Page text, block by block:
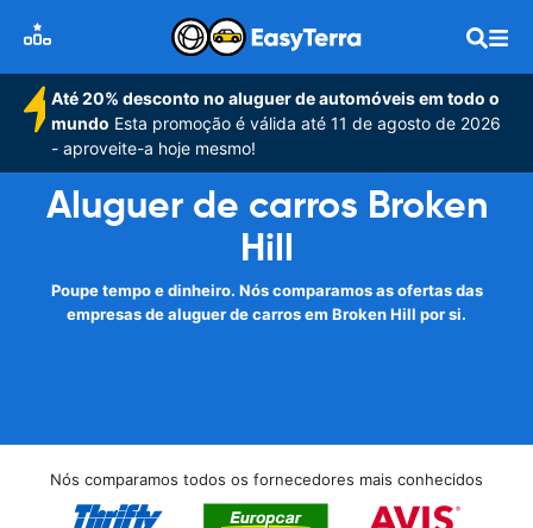
Até 20% desconto no aluguer de automóveis em todo o
mundo Esta promoção é válida até 11 de agosto de 2026
- aproveite-a hoje mesmo!
Aluguer de carros Broken
Hill
Poupe tempo e dinheiro. Nós comparamos as ofertas das
empresas de aluguer de carros em Broken Hill por si.
Nós comparamos todos os fornecedores mais conhecidos